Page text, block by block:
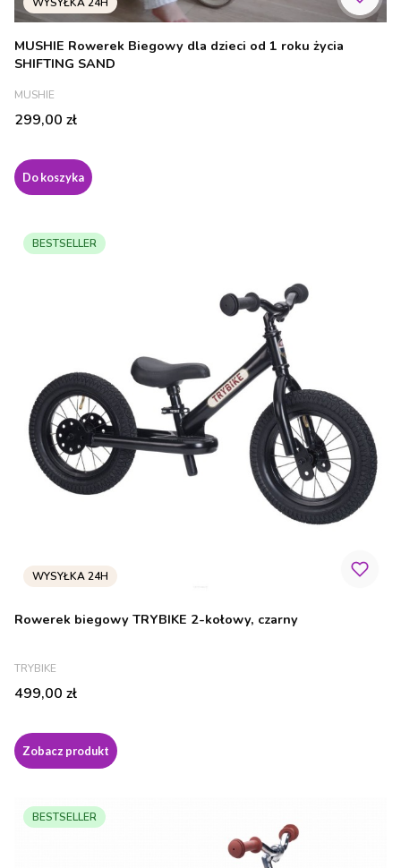
MUSHIE Rowerek Biegowy dla dzieci od 1 roku życia
SHIFTING SAND
PRODUCENT
MUSHIE
Cena
299,00 zł
Do koszyka
BESTSELLER
Rowerek biegowy TRYBIKE 2-kołowy, czarny
PRODUCENT
TRYBIKE
Cena
499,00 zł
Zobacz produkt
BESTSELLER